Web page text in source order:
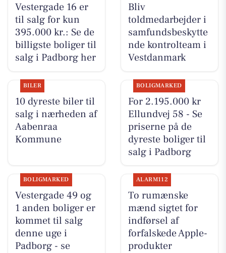
Vestergade 16 er
til salg for kun
395.000 kr.: Se de
billigste boliger til
salg i Padborg her
Bliv
toldmedarbejder i
samfundsbeskytte
nde kontrolteam i
Vestdanmark
BILER
10 dyreste biler til
salg i nærheden af
Aabenraa
Kommune
BOLIGMARKED
For 2.195.000 kr
Ellundvej 58 - Se
priserne på de
dyreste boliger til
salg i Padborg
BOLIGMARKED
Vestergade 49 og
1 anden boliger er
kommet til salg
denne uge i
Padborg - se
ALARM112
To rumænske
mænd sigtet for
indførsel af
forfalskede Apple-
produkter